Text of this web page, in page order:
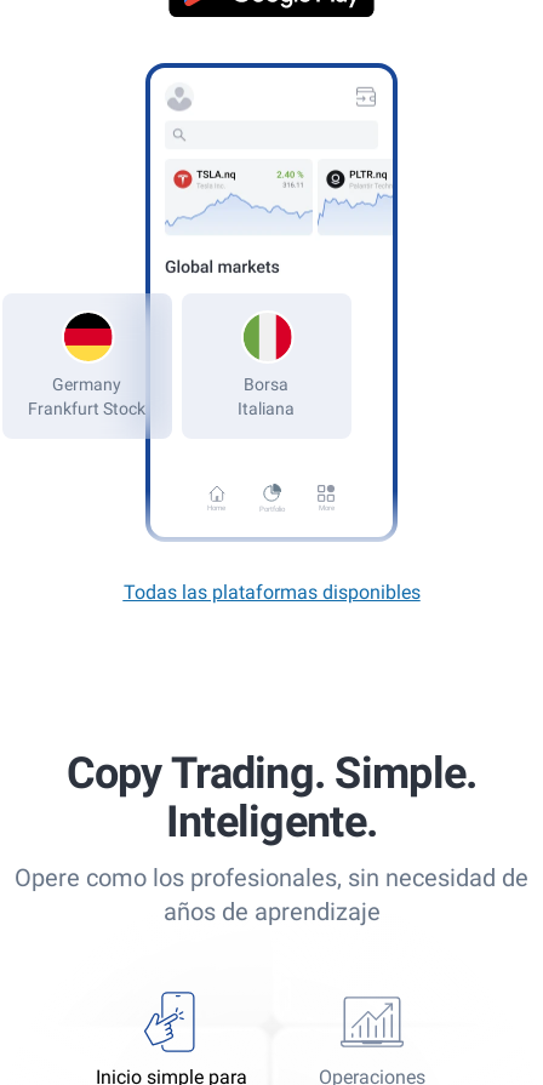
Home Portfolio More
Germany
Frankfurt Stock
Todas las plataformas disponibles
Copy Trading. Simple.
Inteligente.
Opere como los profesionales, sin necesidad de
años de aprendizaje
Inicio simple para Operaciones